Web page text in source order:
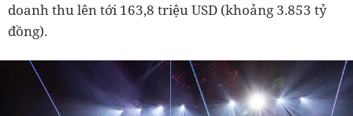
doanh thu lên tới 163,8 triệu USD (khoảng 3.853 tỷ
đồng).